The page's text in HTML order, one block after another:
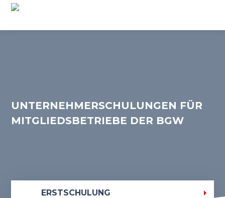
UNTERNEHMERSCHULUNGEN FÜR
MITGLIEDSBETRIEBE DER BGW
ERSTSCHULUNG